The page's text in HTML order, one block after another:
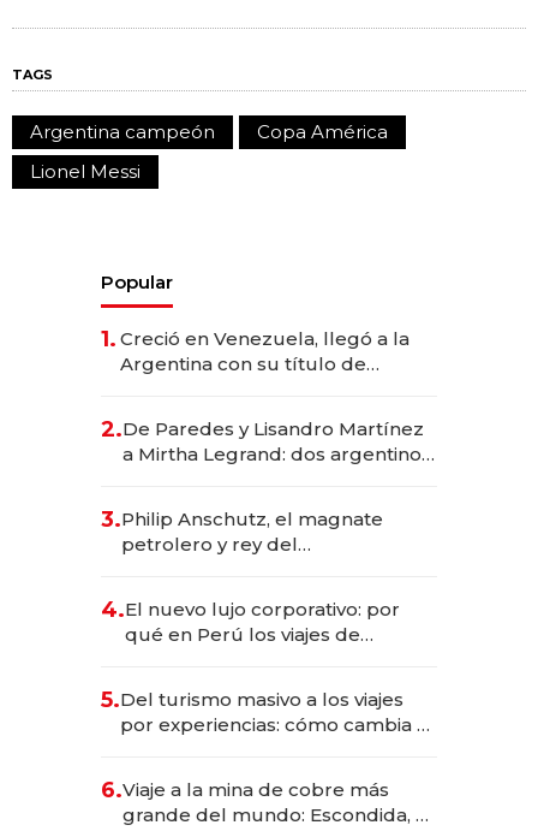
TAGS
Argentina campeón
Copa América
Lionel Messi
Popular
1. Creció en Venezuela, llegó a la
Argentina con su título de
las marcas "fast premium"
2.De Paredes y Lisandro Martínez
a Mirtha Legrand: dos argentinos
3.Philip Anschutz, el magnate
petrolero y rey del
Fénix
4.El nuevo lujo corporativo: por
qué en Perú los viajes de
transformadoras
5.Del turismo masivo a los viajes
por experiencias: cómo cambia el
6.Viaje a la mina de cobre más
grande del mundo: Escondida, el